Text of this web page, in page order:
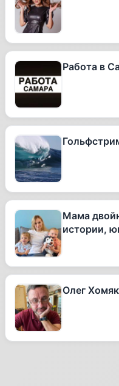
Работа в
Мама
истории,
Олег Хомяк